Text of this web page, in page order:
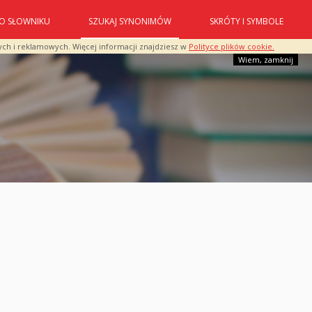
i reklamowych. Więcej informacji znajdziesz w Polityce plików cookie.
Wiem, zamknij
O SŁOWNIKU SZUKAJ SYNONIMÓW SKRÓTY I SYMBOLE